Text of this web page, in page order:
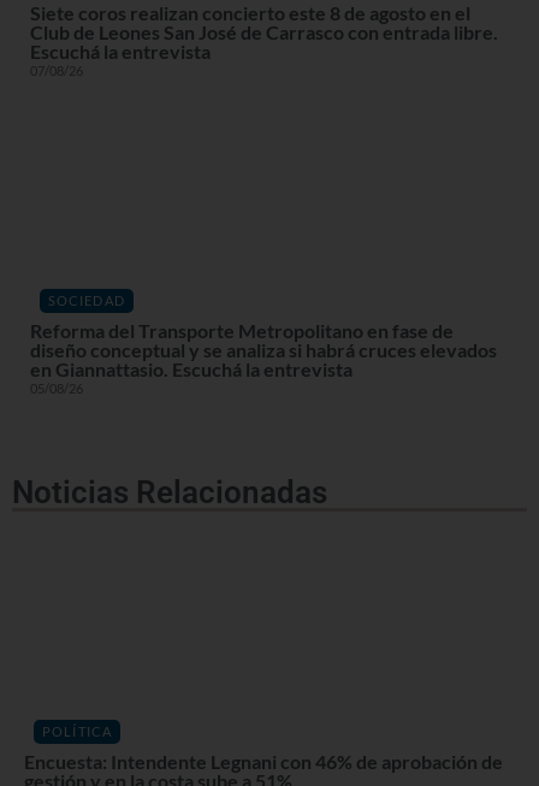
Siete coros realizan concierto este 8 de agosto en el
Club de Leones San José de Carrasco con entrada libre.
Escuchá la entrevista
07/08/26
SOCIEDAD
Reforma del Transporte Metropolitano en fase de
diseño conceptual y se analiza si habrá cruces elevados
en Giannattasio. Escuchá la entrevista
05/08/26
Noticias Relacionadas
POLÍTICA
Encuesta: Intendente Legnani con 46% de aprobación de
gestión y en la costa sube a 51%